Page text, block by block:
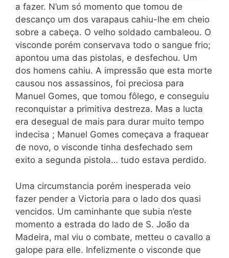
a fazer. N’um só momento que tomou de
descanço um dos varapaus cahiu-lhe em cheio
sobre a cabeça. O velho soldado cambaleou. O
visconde porém conservava todo o sangue frio;
apontou uma das pistolas, e desfechou. Um
dos homens cahiu. A impressão que esta morte
causou nos assassinos, foi preciosa para
Manuel Gomes, que tomou fôlego, e conseguiu
reconquistar a primitiva destreza. Mas a lucta
era desegual de mais para durar muito tempo
indecisa ; Manuel Gomes começava a fraquear
de novo, o visconde tinha desfechado sem
exito a segunda pistola… tudo estava perdido.
Uma circumstancia porém inesperada veio
fazer pender a Victoria para o lado dos quasi
vencidos. Um caminhante que subia n’este
momento a estrada do lado de S. João da
Madeira, mal viu o combate, metteu o cavallo a
galope para elle. Infelizmente o visconde que